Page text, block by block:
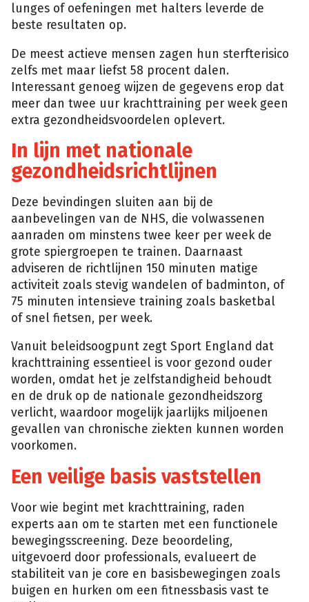
lunges of oefeningen met halters leverde de
beste resultaten op.
De meest actieve mensen zagen hun sterfterisico
zelfs met maar liefst 58 procent dalen.
Interessant genoeg wijzen de gegevens erop dat
meer dan twee uur krachttraining per week geen
extra gezondheidsvoordelen oplevert.
In lijn met nationale
gezondheidsrichtlijnen
Deze bevindingen sluiten aan bij de
aanbevelingen van de NHS, die volwassenen
aanraden om minstens twee keer per week de
grote spiergroepen te trainen. Daarnaast
adviseren de richtlijnen 150 minuten matige
activiteit zoals stevig wandelen of badminton, of
75 minuten intensieve training zoals basketbal
of snel fietsen, per week.
Vanuit beleidsoogpunt zegt Sport England dat
krachttraining essentieel is voor gezond ouder
worden, omdat het je zelfstandigheid behoudt
en de druk op de nationale gezondheidszorg
verlicht, waardoor mogelijk jaarlijks miljoenen
gevallen van chronische ziekten kunnen worden
voorkomen.
Een veilige basis vaststellen
Voor wie begint met krachttraining, raden
experts aan om te starten met een functionele
bewegingsscreening. Deze beoordeling,
uitgevoerd door professionals, evalueert de
stabiliteit van je core en basisbewegingen zoals
buigen en hurken om een fitnessbasis vast te